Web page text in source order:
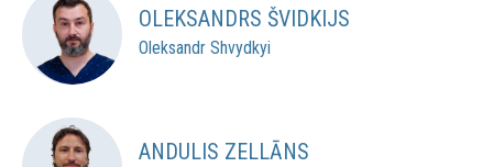
OLEKSANDRS ŠVIDKIJS
Oleksandr Shvydkyi
ANDULIS ZELLĀNS